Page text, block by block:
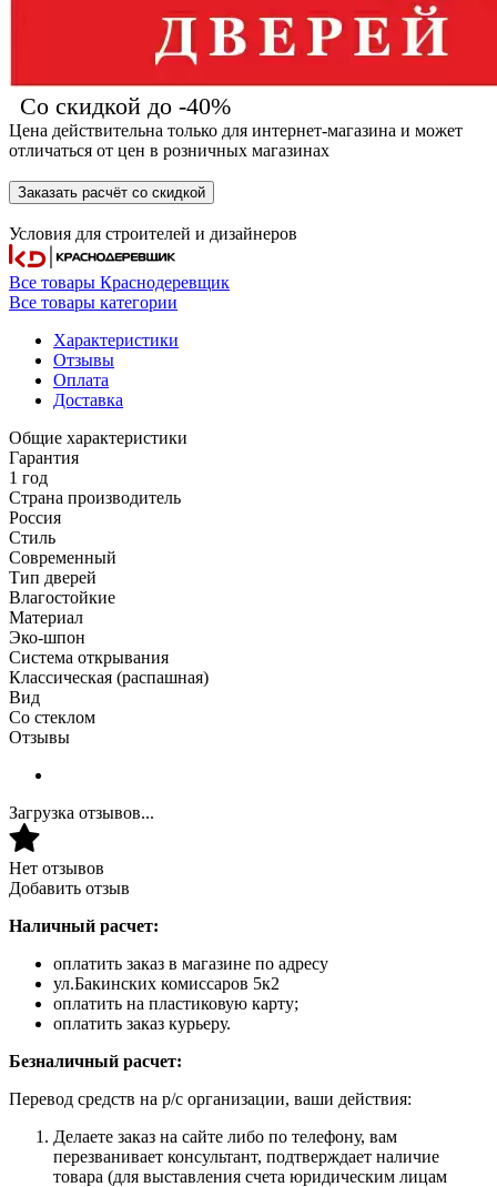
Со скидкой до -40%
Цена действительна только для интернет-магазина и может
отличаться от цен в розничных магазинах
Заказать расчёт со скидкой
Условия для строителей и дизайнеров
Все товары Краснодеревщик
Все товары категории
Характеристики
Отзывы
Оплата
Доставка
Общие характеристики
Гарантия
1 год
Страна производитель
Россия
Стиль
Современный
Тип дверей
Влагостойкие
Материал
Эко-шпон
Система открывания
Классическая (распашная)
Вид
Со стеклом
Отзывы
Загрузка отзывов...
Нет отзывов
Добавить отзыв
Наличный расчет:
оплатить заказ в магазине по адресу
ул.Бакинских комиссаров 5к2
оплатить на пластиковую карту;
оплатить заказ курьеру.
Безналичный расчет:
Перевод средств на р/с организации, ваши действия:
Делаете заказ на сайте либо по телефону, вам
перезванивает консультант, подтверждает наличие
товара (для выставления счета юридическим лицам